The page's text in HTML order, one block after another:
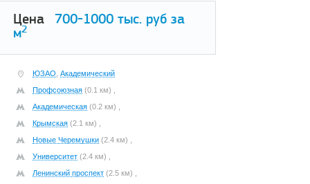
Цена 700-1000 тыс. руб за
м2
ЮЗАО Академический
Профсоюзная (0.1 км) ,
Академическая (0.2 км) ,
Крымская (2.1 км) ,
Новые Черемушки (2.4 км) ,
Университет (2.4 км) ,
Ленинский проспект (2.5 км) ,